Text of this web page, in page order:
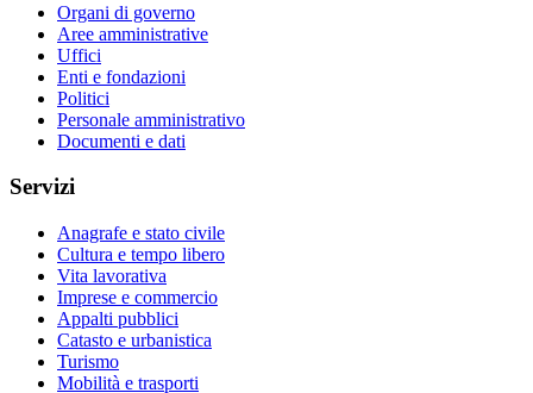
Organi di governo
Aree amministrative
Uffici
Enti e fondazioni
Politici
Personale amministrativo
Documenti e dati
Servizi
Anagrafe e stato civile
Cultura e tempo libero
Vita lavorativa
Imprese e commercio
Appalti pubblici
Catasto e urbanistica
Turismo
Mobilità e trasporti